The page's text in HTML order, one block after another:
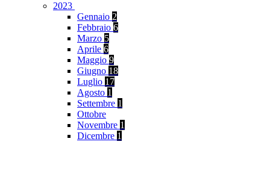
2023
Gennaio 2
Febbraio 6
Marzo 5
Aprile 6
Maggio 9
Giugno 18
Luglio 17
Agosto 1
Settembre 1
Ottobre
Novembre 1
Dicembre 1